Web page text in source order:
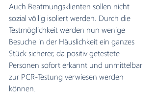
Auch Beatmungsklienten sollen nicht
sozial völlig isoliert werden. Durch die
Testmöglichkeit werden nun wenige
Besuche in der Häuslichkeit ein ganzes
Stück sicherer, da positiv getestete
Personen sofort erkannt und unmittelbar
zur PCR-Testung verwiesen werden
können.